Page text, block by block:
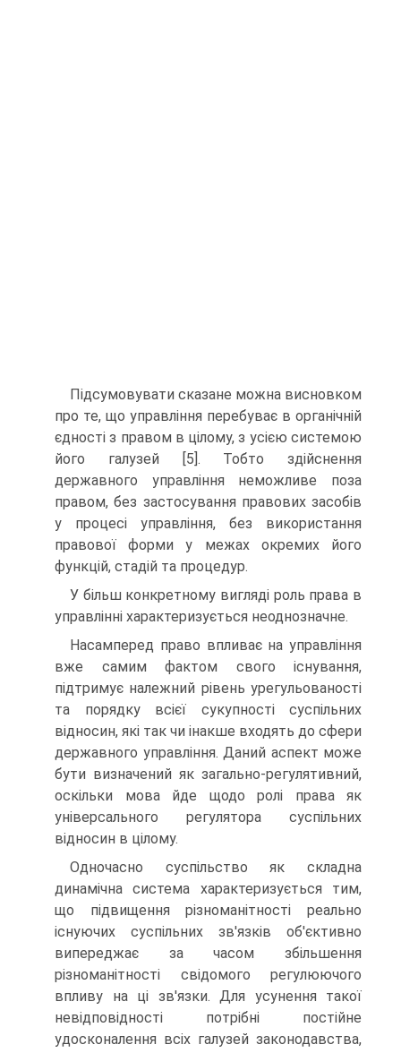
Підсумовувати сказане можна висновком
про те, що управління перебуває в органічній
єдності з правом в цілому, з усією системою
його галузей [5]. Тобто здійснення
державного управління неможливе поза
правом, без застосування правових засобів
у процесі управління, без використання
правової форми у межах окремих його
функцій, стадій та процедур.
У більш конкретному вигляді роль права в
управлінні характеризується неоднозначне.
Насамперед право впливає на управління
вже самим фактом свого існування,
підтримує належний рівень урегульованості
та порядку всієї сукупності суспільних
відносин, які так чи інакше входять до сфери
державного управління. Даний аспект може
бути визначений як загально-регулятивний,
оскільки мова йде щодо ролі права як
універсального регулятора суспільних
відносин в цілому.
Одночасно суспільство як складна
динамічна система характеризується тим,
що підвищення різноманітності реально
існуючих суспільних зв'язків об'єктивно
випереджає за часом збільшення
різноманітності свідомого регулюючого
впливу на ці зв'язки. Для усунення такої
невідповідності потрібні постійне
удосконалення всіх галузей законодавства,